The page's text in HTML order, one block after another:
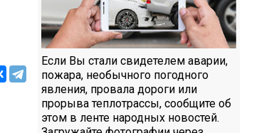
Если Вы стали свидетелем аварии,
пожара, необычного погодного
явления, провала дороги или
прорыва теплотрассы, сообщите об
этом в ленте народных новостей.